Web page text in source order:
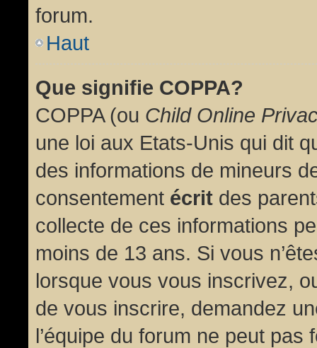
forum.
Haut
Que signifie COPPA?
COPPA (ou Child Online
une loi aux Etats-Unis qui dit
des informations de mineurs
consentement écrit des
collecte de ces informations
moins de 13 ans. Si vous
lorsque vous vous inscrivez,
de vous inscrire, demandez
l’équipe du forum ne peut